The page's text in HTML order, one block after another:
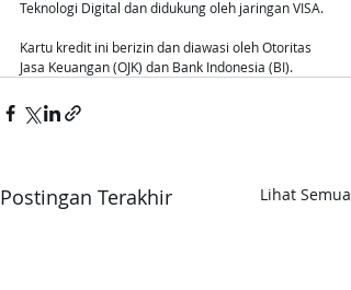
Teknologi Digital dan didukung oleh jaringan VISA.
Kartu kredit ini berizin dan diawasi oleh Otoritas
Jasa Keuangan (OJK) dan Bank Indonesia (BI).
Postingan Terakhir Lihat Semua